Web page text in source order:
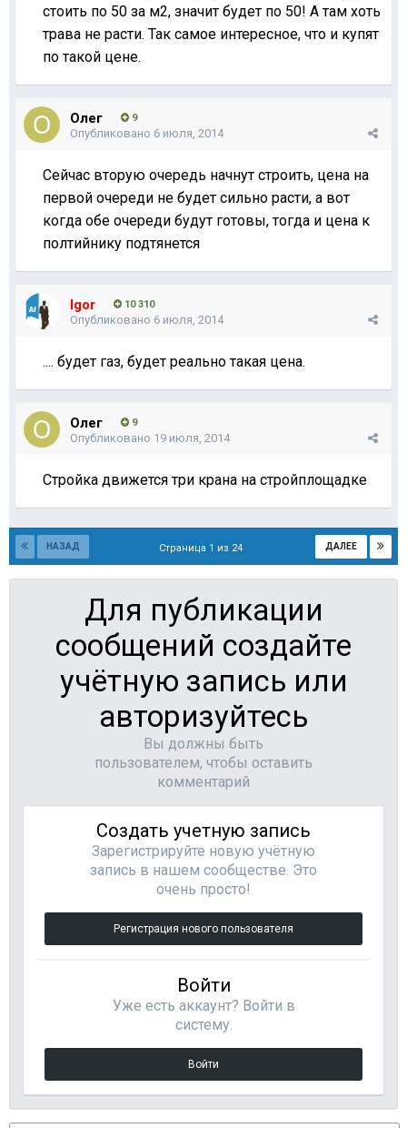
стоить по 50 за м2, значит будет по 50! А там хоть
трава не расти. Так самое интересное, что и купят
по такой цене.
Олег 9
Опубликовано 6 июля, 2014
Сейчас вторую очередь начнут строить, цена на
первой очереди не будет сильно расти, а вот
когда обе очереди будут готовы, тогда и цена к
полтийнику подтянется
Igor 10 310
Опубликовано 6 июля, 2014
.... будет газ, будет реально такая цена.
Олег 9
Опубликовано 19 июля, 2014
Стройка движется три крана на стройплощадке
НАЗАД ДАЛЕЕ
Страница 1 из 24
Для публикации
сообщений создайте
учётную запись или
авторизуйтесь
Вы должны быть
пользователем, чтобы оставить
комментарий
Создать учетную запись
Зарегистрируйте новую учётную
запись в нашем сообществе. Это
очень просто!
Регистрация нового пользователя
Войти
Уже есть аккаунт? Войти в
систему.
Войти